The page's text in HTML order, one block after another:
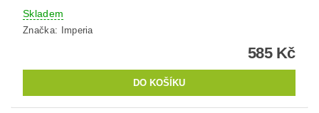
Skladem
Značka: Imperia
585 Kč